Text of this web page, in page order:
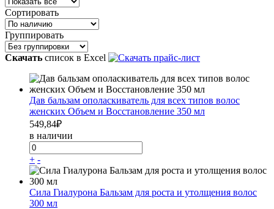
Сортировать
Группировать
Скачать список в Excel
Дав бальзам ополаскиватель для всех типов волос
женских Объем и Восстановление 350 мл
549,84₽
в наличии
+ -
Сила Гиалурона Бальзам для роста и утолщения волос
300 мл